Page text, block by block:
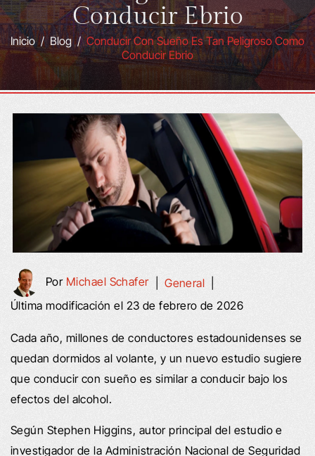
Conducir Ebrio
Inicio/Blog/Conducir Con Sueño Es Tan Peligroso Como
Conducir Ebrio
Por Michael Schafer|General
Última modificación el 23 de febrero de 2026
Cada año, millones de conductores estadounidenses se
quedan dormidos al volante, y un nuevo estudio sugiere
que conducir con sueño es similar a conducir bajo los
efectos del alcohol.
Según Stephen Higgins, autor principal del estudio e
investigador de la Administración Nacional de Seguridad